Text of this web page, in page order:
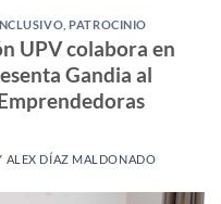
PATROCINIO
UPV colabora en
Gandia al
ALEX DÍAZ MALDONADO